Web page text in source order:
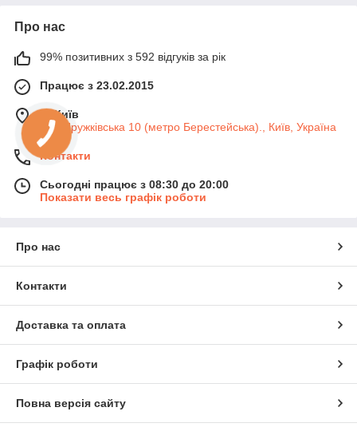
Про нас
99% позитивних з 592 відгуків за рік
Працює з 23.02.2015
м. Київ
вул. Дружківська 10 (метро Берестейська)., Київ, Україна
Контакти
Сьогодні працює з 08:30 до 20:00
Показати весь графік роботи
Про нас
Контакти
Доставка та оплата
Графік роботи
Повна версія сайту